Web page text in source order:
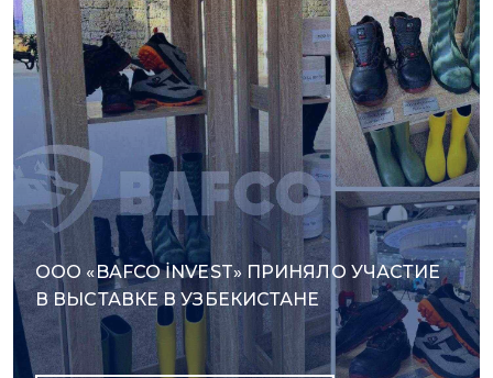
ООО «BAFCO İNVEST» ПРИНЯЛО УЧАСТИЕ
В ВЫСТАВКЕ В УЗБЕКИСТАНЕ